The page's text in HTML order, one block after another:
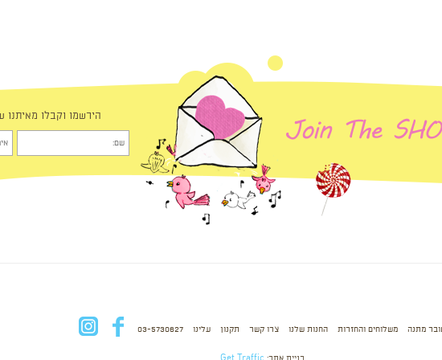
הירשמו וקבלו מאיתנו
מתנה משלוחים והחזרות החנות שלנו צרו קשר תקנון עלינו 03-5730627